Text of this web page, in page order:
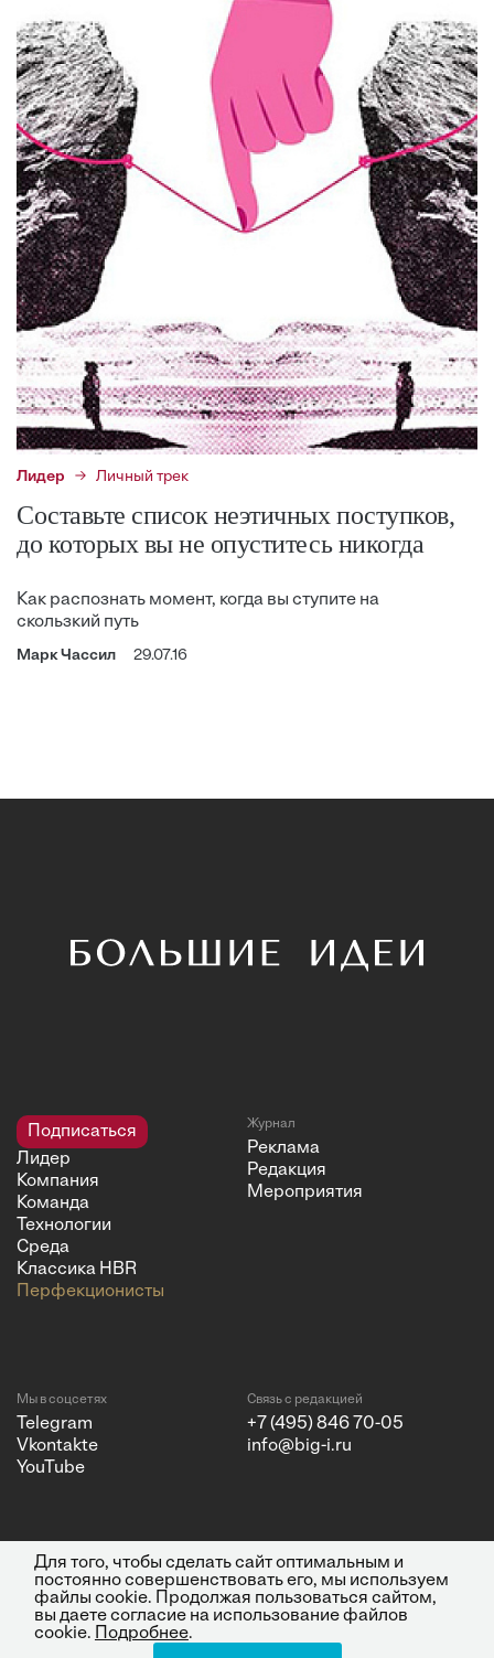
Лидер Личный трек
Составьте список неэтичных поступков,
до которых вы не опуститесь никогда
Как распознать момент, когда вы ступите на
скользкий путь
Марк Чассил 29.07.16
Подписаться
Лидер
Компания
Команда
Технологии
Среда
Классика HBR
Перфекционисты
Журнал
Реклама
Редакция
Мероприятия
Мы в соцсетях
Telegram
Vkontakte
YouTube
Связь с редакцией
+7 (495) 846 70-05
info@big-i.ru
© 2026 ООО "Бизнес Инсайт
Медиа"
ИНН 7720850533 и ОГРН
Все права защищены.
Политика конфиденциальности
Для того, чтобы сделать сайт оптимальным и
постоянно совершенствовать его, мы используем
файлы cookie. Продолжая пользоваться сайтом,
вы даете согласие на использование файлов
cookie.
Подробнее.